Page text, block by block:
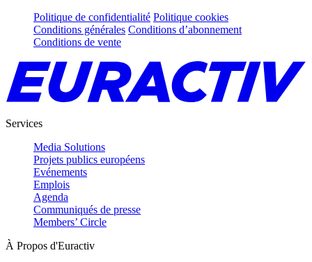
Politique de confidentialité Politique cookies
Conditions générales Conditions d’abonnement
Conditions de vente
Services
Media Solutions
Projets publics européens
Evénements
Emplois
Agenda
Communiqués de presse
Members’ Circle
À Propos d'Euractiv